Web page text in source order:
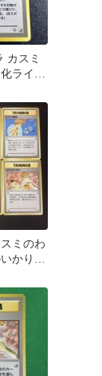
カスミ
ライン
ミのわ
かり